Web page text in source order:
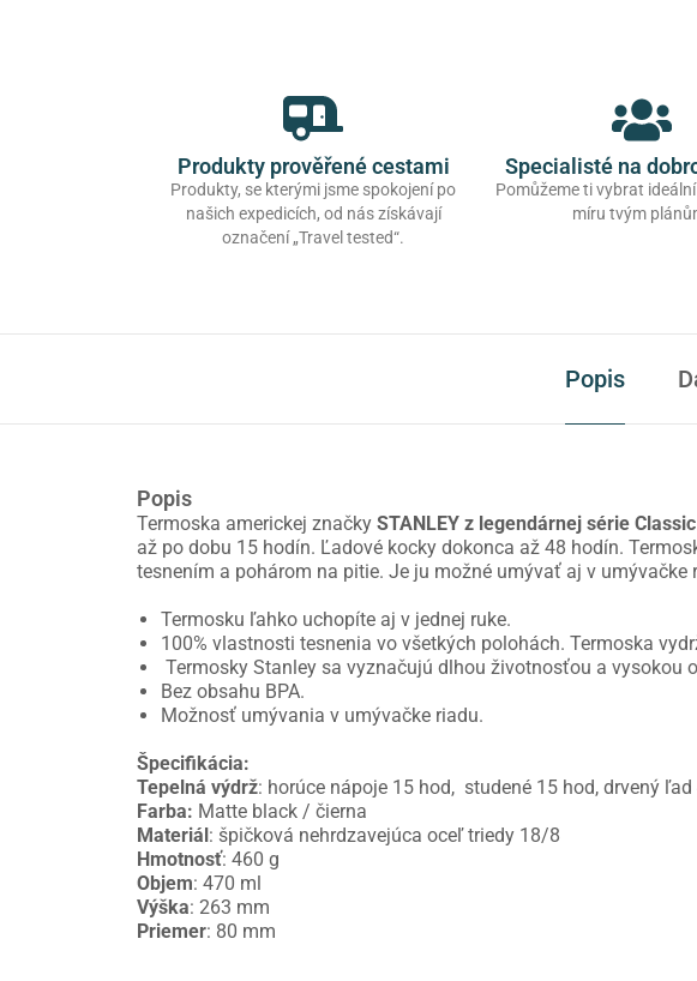
Produkty prověřené cestami
Produkty, se kterými jsme spokojení po
našich expedicích, od nás získávají
označení „Travel tested“.
Specialisté na
Pomůžeme ti vybrat
míru tvým
Popis
Popis
Termoska americkej značky STANLEY z legendárnej série Classic
až po dobu 15 hodín. Ľadové kocky dokonca až 48 hodín.
tesnením a pohárom na pitie. Je ju možné umývať aj v umývačke
Termosku ľahko uchopíte aj v jednej ruke.
100% vlastnosti tesnenia vo všetkých polohách. Termoska
Termosky Stanley sa vyznačujú dlhou životnosťou a vysokou
Bez obsahu BPA.
Možnosť umývania v umývačke riadu.
Špecifikácia:
Tepelná výdrž: horúce nápoje 15 hod, studené 15 hod, drvený ľad
Farba: Matte black / čierna
Materiál : špičková nehrdzavejúca oceľ triedy 18/8
Hmotnosť: 460 g
Objem: 470 ml
Výška: 263 mm
Priemer: 80 mm